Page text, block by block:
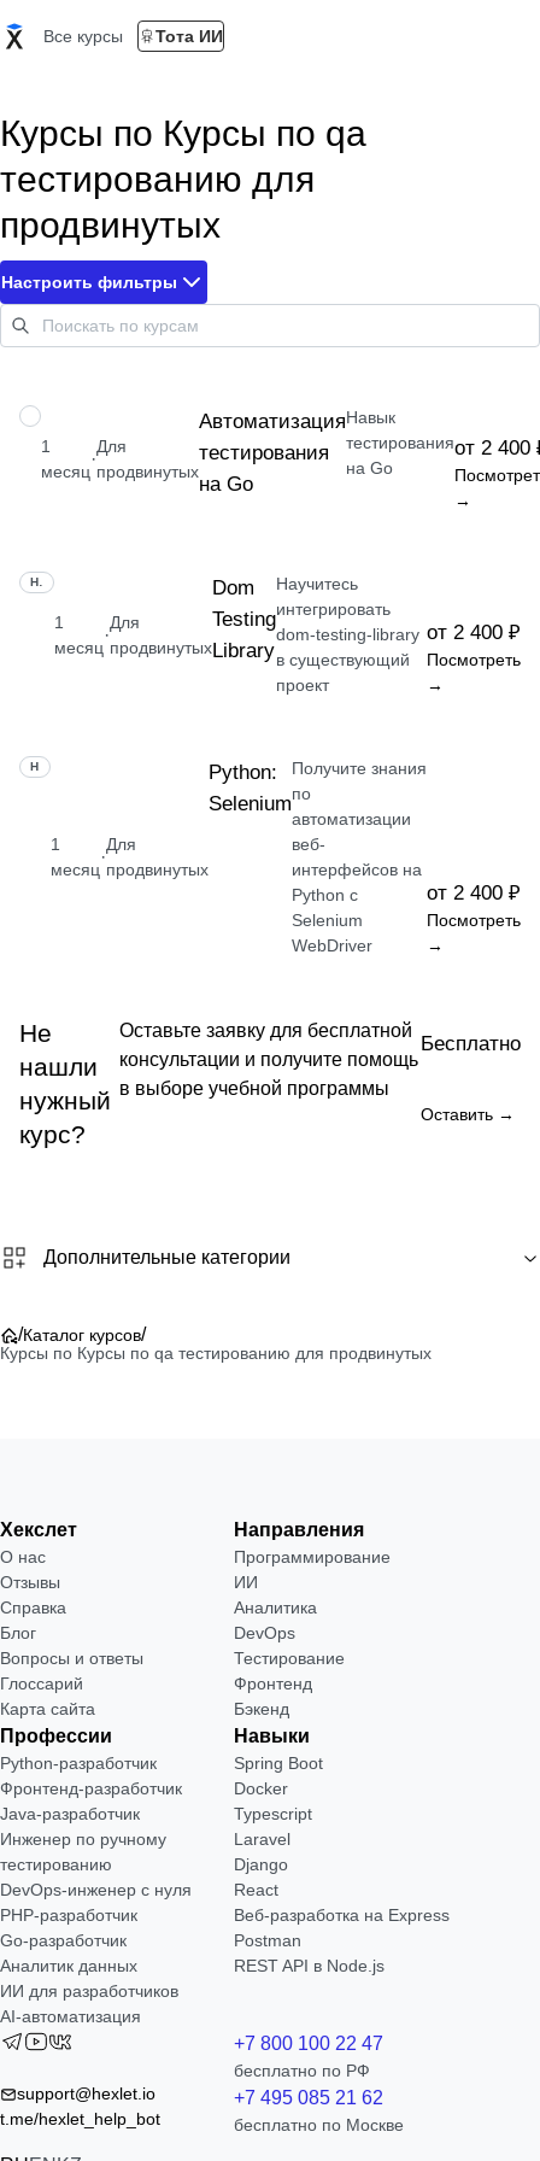
Все курсы Тота ИИ
Курсы по Курсы по qa
тестированию для
продвинутых
Настроить фильтры
НАВЫК
1
месяц
·
Для
продвинутых
Автоматизация
тестирования
на Go
Навык
тестирования
на Go
от 2 400
→
1
месяц
·
Для
продвинутых
Dom
Testing
Library
Научитесь
интегрировать
dom-testing-library
в существующий
проект
от 2 400 ₽
Посмотреть
→
НАВЫК
1
месяц
·
Для
продвинутых
Python:
Selenium
Получите знания
по
автоматизации
веб-
интерфейсов на
Python с
Selenium
WebDriver
от 2 400 ₽
Посмотреть
→
Не
нашли
нужный
курс?
Оставьте заявку для бесплатной
консультации и получите помощь
в выборе учебной программы
Бесплатно
Оставить →
Дополнительные категории
/Каталог курсов/
Курсы по Курсы по qa тестированию для продвинутых
Хекслет
О нас
Отзывы
Справка
Блог
Вопросы и ответы
Глоссарий
Карта сайта
Направления
Программирование
ИИ
Аналитика
DevOps
Тестирование
Фронтенд
Бэкенд
Профессии
Python-разработчик
Фронтенд-разработчик
Java-разработчик
Инженер по ручному
тестированию
DevOps-инженер с нуля
РНР-разработчик
Go-разработчик
Аналитик данных
ИИ для разработчиков
AI-автоматизация
Навыки
Spring Boot
Docker
Typescript
Laravel
Django
React
Веб-разработка на Express
Postman
REST API в Node.js
support@hexlet.io
t.me/hexlet_help_bot
+7 800 100 22 47
бесплатно по РФ
+7 495 085 21 62
бесплатно по Москве